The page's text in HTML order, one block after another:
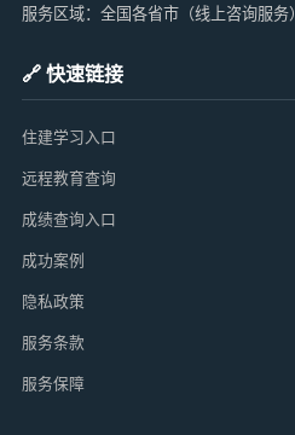
服务区域：全国各省市（线上咨询服务）
🔗 快速链接
住建学习入口
远程教育查询
成绩查询入口
成功案例
隐私政策
服务条款
服务保障